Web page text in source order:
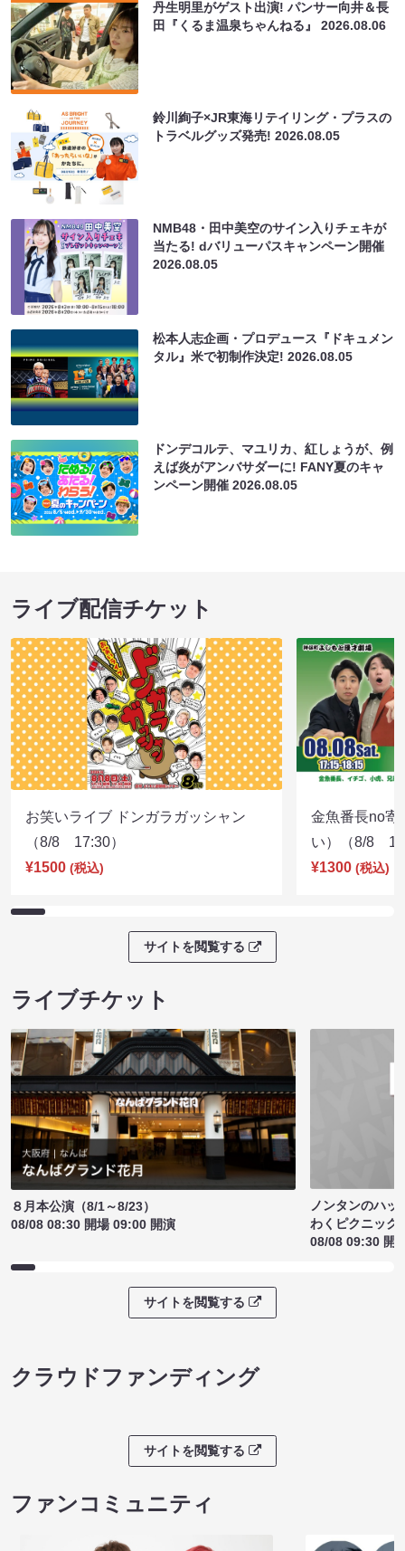
丹生明里がゲスト出演! パンサー向井＆長
田『くるま温泉ちゃんねる』2026.08.06
鈴川絢子×JR東海リテイリング・プラスの
トラベルグッズ発売!2026.08.05
NMB48・田中美空のサイン入りチェキが
当たる! dバリューパスキャンペーン開催
2026.08.05
松本人志企画・プロデュース『ドキュメン
タル』米で初制作決定!2026.08.05
ドンデコルテ、マユリカ、紅しょうが、例
えば炎がアンバサダーに! FANY夏のキャ
ンペーン開催2026.08.05
ライブ配信チケット
お笑いライブ ドンガラガッシャン
（8/8 17:30）
¥1500 (税込)
金魚番長no寄
い）（8/8
¥1300 (税込)
サイトを閲覧する
ライブチケット
８月本公演（8/1～8/23）
08/08 08:30 開場 09:00 開演
ノンタンのハッ
わくピクニック
08/08 09:30 開
サイトを閲覧する
クラウドファンディング
サイトを閲覧する
ファンコミュニティ